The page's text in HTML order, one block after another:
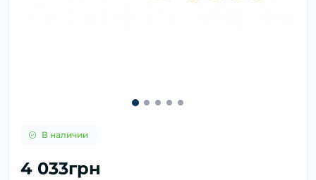
В наличии
4 033грн